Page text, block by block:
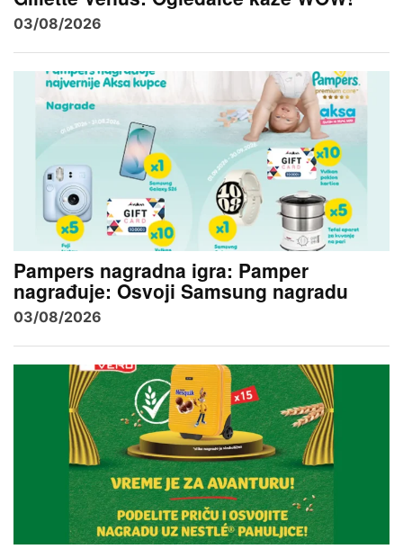
03/08/2026
Pampers nagradna igra: Pamper
nagrađuje: Osvoji Samsung nagradu
03/08/2026